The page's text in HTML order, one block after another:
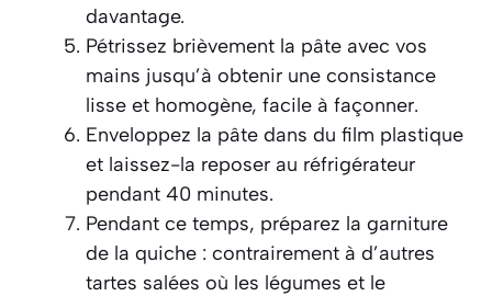
davantage.
Pétrissez brièvement la pâte avec vos
mains jusqu’à obtenir une consistance
lisse et homogène, facile à façonner.
Enveloppez la pâte dans du film plastique
et laissez-la reposer au réfrigérateur
pendant 40 minutes.
Pendant ce temps, préparez la garniture
de la quiche : contrairement à d’autres
tartes salées où les légumes et le